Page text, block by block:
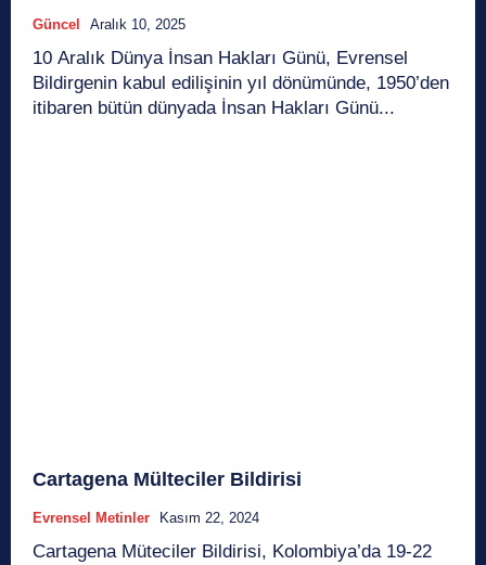
Güncel Aralık 10, 2025
10 Aralık Dünya İnsan Hakları Günü, Evrensel
Bildirgenin kabul edilişinin yıl dönümünde, 1950’den
itibaren bütün dünyada İnsan Hakları Günü...
Cartagena Mülteciler Bildirisi
Evrensel Metinler Kasım 22, 2024
Cartagena Müteciler Bildirisi, Kolombiya’da 19-22